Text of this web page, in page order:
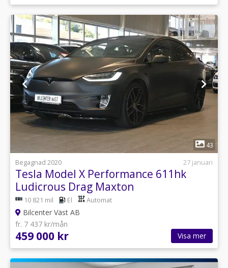
43
Begagnad 2020
27 januari
Tesla Model X Performance 611hk
Ludicrous Drag Maxton
10 821 mil El Automat
Bilcenter Väst AB
fr. 7 437 kr/mån
459 000 kr Visa mer